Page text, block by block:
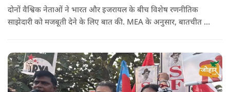
दोनों वैश्विक नेताओं ने भारत और इजरायल के बीच विशेष रणनीतिक
साझेदारी को मजबूती देने के ल‍िए बात की. MEA के अनुसार, बातचीत की